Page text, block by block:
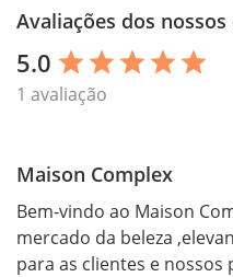
Avaliações dos
5.0 star star star star star
1 avaliação
Maison Complex
Bem-vindo ao Maison
mercado da beleza
para as clientes e nossos